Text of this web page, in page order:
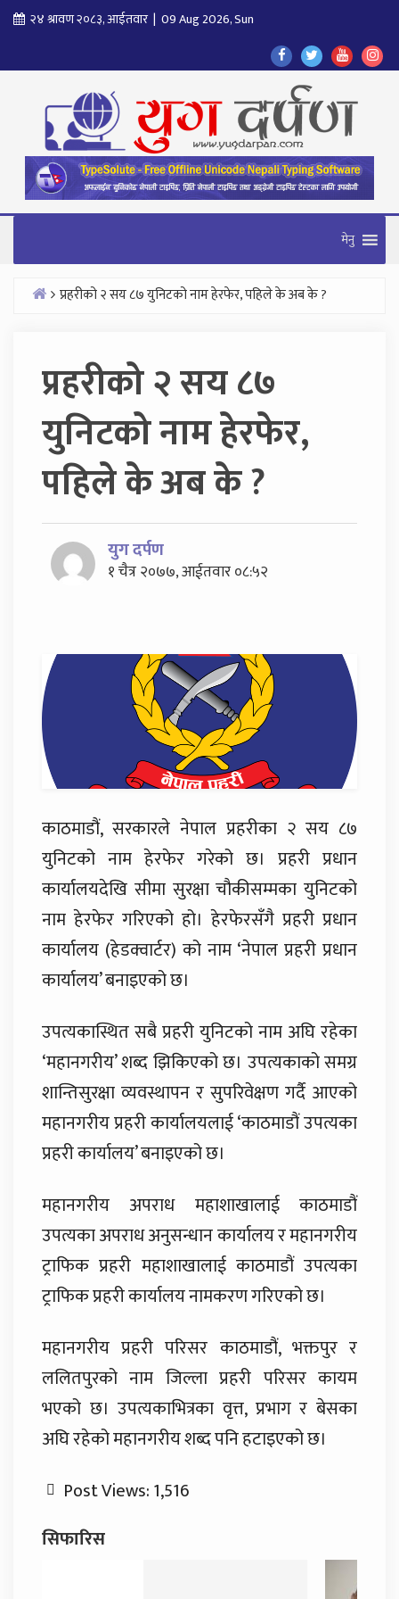
Skip २४ श्रावण २०८३, आईतवार | 09 Aug 2026, Sun
Find
Us
On
Facebook
Find
Us
On
Twitter
Find
Us
On
Youtube
Us
मेनु
प्रहरीको २ सय ८७ युनिटको नाम हेरफेर, पहिले के अब के ?
प्रहरीको २ सय ८७
युनिटको नाम हेरफेर,
पहिले के अब के ?
युग दर्पण
१ चैत्र २०७७, आईतवार ०८:५२
काठमाडौं, सरकारले नेपाल प्रहरीका २ सय ८७
युनिटको नाम हेरफेर गरेको छ। प्रहरी प्रधान
कार्यालयदेखि सीमा सुरक्षा चौकीसम्मका युनिटको
नाम हेरफेर गरिएको हो। हेरफेरसँगै प्रहरी प्रधान
कार्यालय (हेडक्वार्टर) को नाम ‘नेपाल प्रहरी प्रधान
कार्यालय’ बनाइएको छ।
उपत्यकास्थित सबै प्रहरी युनिटको नाम अघि रहेका
‘महानगरीय’ शब्द झिकिएको छ। उपत्यकाको समग्र
शान्तिसुरक्षा व्यवस्थापन र सुपरिवेक्षण गर्दै आएको
महानगरीय प्रहरी कार्यालयलाई ‘काठमाडौं उपत्यका
प्रहरी कार्यालय’ बनाइएको छ।
महानगरीय अपराध महाशाखालाई काठमाडौं
उपत्यका अपराध अनुसन्धान कार्यालय र महानगरीय
ट्राफिक प्रहरी महाशाखालाई काठमाडौं उपत्यका
ट्राफिक प्रहरी कार्यालय नामकरण गरिएको छ।
महानगरीय प्रहरी परिसर काठमाडौं, भक्तपुर र
ललितपुरको नाम जिल्ला प्रहरी परिसर कायम
भएको छ। उपत्यकाभित्रका वृत्त, प्रभाग र बेसका
अघि रहेको महानगरीय शब्द पनि हटाइएको छ।
Post Views:1,516
सिफारिस